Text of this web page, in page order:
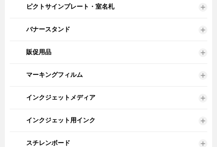
ピクトサインプレート・室名札
バナースタンド
販促用品
マーキングフィルム
インクジェットメディア
インクジェット用インク
スチレンボード